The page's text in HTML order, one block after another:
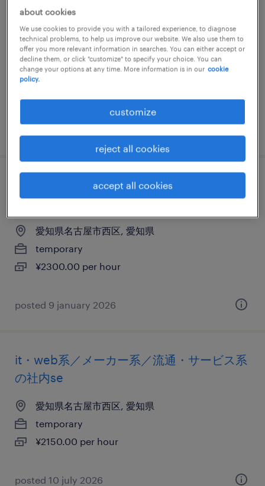
it・web系／メーカー系／流通・サービス系
の運用管理・保守
愛知県名古屋市西区, 愛知県
temporary
it・web系／メーカー系／流通・サービス系
の運用管理・保守
愛知県名古屋市西区, 愛知県
temporary
¥2300.00 per hour
posted 9 january 2026
it・web系／メーカー系／流通・サービス系
の社内se
愛知県名古屋市西区, 愛知県
temporary
¥2150.00 per hour
posted 10 july 2026
about cookies
We use cookies to provide you with a tailored experience, to diagnose
technical problems, to help us improve our website. We also use them to
offer you more relevant information in searches. You can either accept or
decline them, or click "customize" to specify your choice. You can
change your options at any time. More information is in our cookie
policy.
customize
reject all cookies
accept all cookies